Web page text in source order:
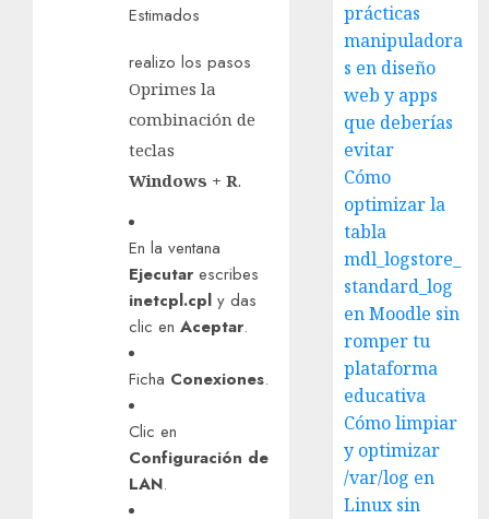
Estimados
realizo los pasos
Oprimes la
combinación de
teclas
Windows + R.
En la ventana
Ejecutar escribes
inetcpl.cpl y das
clic en Aceptar.
Ficha Conexiones.
Clic en
Configuración de
LAN.
prácticas
manipuladora
s en diseño
web y apps
que deberías
evitar
Cómo
optimizar la
tabla
mdl_logstore_
standard_log
en Moodle sin
romper tu
plataforma
educativa
Cómo limpiar
y optimizar
/var/log en
Linux sin